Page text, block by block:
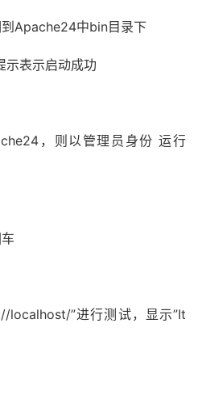
Apache24中bin目录下
表示启动成功
，则以管理员身份 运行
localhost/”进行测试，显示”It